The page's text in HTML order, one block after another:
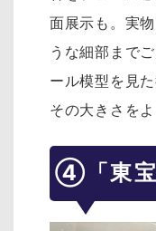
面展示も。実
うな細部まで
ール模型を見
その大きさを
④「東宝